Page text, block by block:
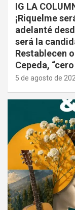
IG LA
¡Riquelme
adelanté
será la
Restablecen
Cepeda,
5 de agosto de